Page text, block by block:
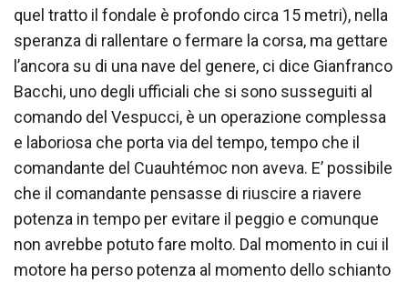
quel tratto il fondale è profondo circa 15 metri), nella
speranza di rallentare o fermare la corsa, ma gettare
l’ancora su di una nave del genere, ci dice Gianfranco
Bacchi, uno degli ufficiali che si sono susseguiti al
comando del Vespucci, è un operazione complessa
e laboriosa che porta via del tempo, tempo che il
comandante del Cuauhtémoc non aveva. E’ possibile
che il comandante pensasse di riuscire a riavere
potenza in tempo per evitare il peggio e comunque
non avrebbe potuto fare molto. Dal momento in cui il
motore ha perso potenza al momento dello schianto